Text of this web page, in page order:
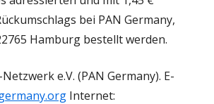
bei PAN Germany,
Hamburg bestellt werden.
e.V. (PAN Germany). E-
Internet: